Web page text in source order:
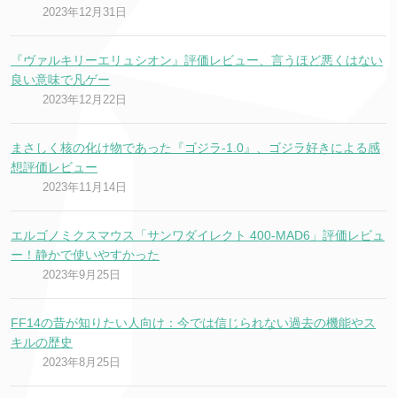
2023年12月31日
『ヴァルキリーエリュシオン』評価レビュー、言うほど悪くはない
良い意味で凡ゲー
2023年12月22日
まさしく核の化け物であった『ゴジラ-1.0』、ゴジラ好きによる感
想評価レビュー
2023年11月14日
エルゴノミクスマウス「サンワダイレクト 400-MAD6」評価レビュ
ー！静かで使いやすかった
2023年9月25日
FF14の昔が知りたい人向け：今では信じられない過去の機能やス
キルの歴史
2023年8月25日